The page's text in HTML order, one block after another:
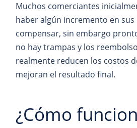
Muchos comerciantes
haber algún incremento en sus
compensar, sin embargo
no hay trampas y los
realmente reducen los costos
mejoran el resultado final.
¿Cómo